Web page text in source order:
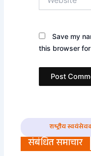
Save my
this browser
राष्ट्रीय
संबंधित समाचार